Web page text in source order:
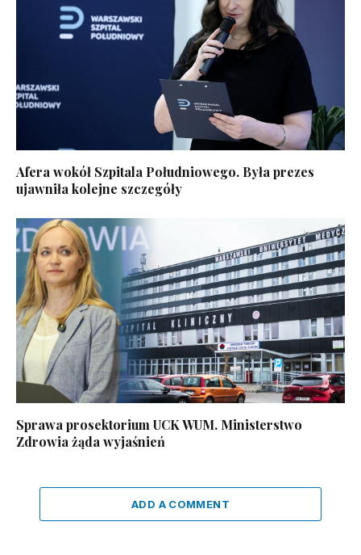
Afera wokół Szpitala Południowego. Była prezes
ujawniła kolejne szczegóły
Sprawa prosektorium UCK WUM. Ministerstwo
Zdrowia żąda wyjaśnień
ADD A COMMENT